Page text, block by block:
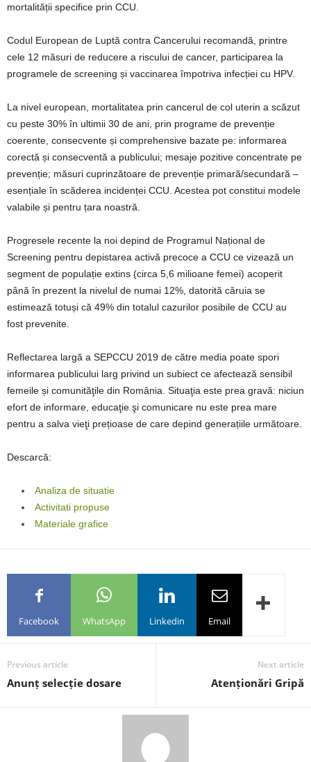
mortalității specifice prin CCU.
Codul European de Luptă contra Cancerului recomandă, printre
cele 12 măsuri de reducere a riscului de cancer, participarea la
programele de screening și vaccinarea împotriva infecției cu HPV.
La nivel european, mortalitatea prin cancerul de col uterin a scăzut
cu peste 30% în ultimii 30 de ani, prin programe de prevenție
coerente, consecvente și comprehensive bazate pe: informarea
corectă și consecventă a publicului; mesaje pozitive concentrate pe
prevenție; măsuri cuprinzătoare de prevenție primară/secundară –
esențiale în scăderea incidenței CCU. Acestea pot constitui modele
valabile și pentru țara noastră.
Progresele recente la noi depind de Programul Național de
Screening pentru depistarea activă precoce a CCU ce vizează un
segment de populație extins (circa 5,6 milioane femei) acoperit
până în prezent la nivelul de numai 12%, datorită căruia se
estimează totuși că 49% din totalul cazurilor posibile de CCU au
fost prevenite.
Reflectarea largă a SEPCCU 2019 de către media poate spori
informarea publicului larg privind un subiect ce afectează sensibil
femeile și comunităţile din România. Situaţia este prea gravă: niciun
efort de informare, educaţie şi comunicare nu este prea mare
pentru a salva vieţi prețioase de care depind generațiile următoare.
Descarcă:
Analiza de situatie
Activitati propuse
Materiale grafice
Facebook WhatsApp Linkedin Email
Previous article
Anunț selecție dosare
Next article
Atenționări Gripă